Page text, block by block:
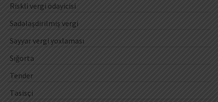
Riskli vergi ödəyicisi
Sadələşdirilmiş vergi
Səyyar vergi yoxlaması
Sığorta
Tender
Təsisçi